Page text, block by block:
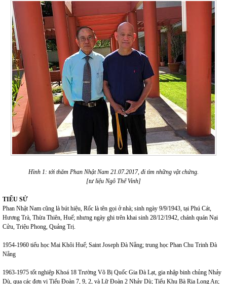
Hình 1: tới thăm Phan Nhật Nam 21.07.2017, đi tìm những vật chứng.
[tư liệu Ngô Thế Vinh]
TIỂU SỬ
Phan Nhật Nam cũng là bút hiệu, Rốc là tên gọi ở nhà; sinh ngày 9/9/1943, tại Phú Cát,
Hương Trà, Thừa Thiên, Huế; nhưng ngày ghi trên khai sinh 28/12/1942, chánh quán Nại
Cửu, Triệu Phong, Quảng Trị.
1954-1960 tiểu học Mai Khôi Huế; Saint Joseph Đà Nẵng; trung học Phan Chu Trinh Đà
Nẵng
1963-1975 tốt nghiệp Khoá 18 Trường Võ Bị Quốc Gia Đà Lạt, gia nhập binh chủng Nhảy
Dù, qua các đơn vị Tiểu Đoàn 7, 9, 2, và Lữ Đoàn 2 Nhảy Dù; Tiểu Khu Bà Rịa Long An;